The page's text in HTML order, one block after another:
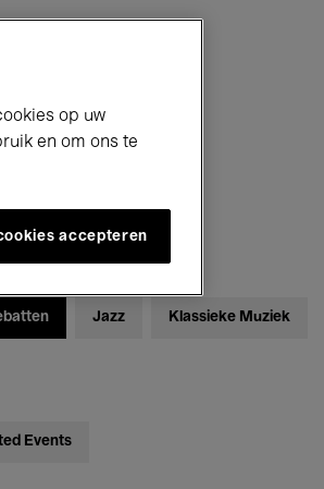
Jazz Klassieke Muziek
Events
op uw
en om ons te
accepteren